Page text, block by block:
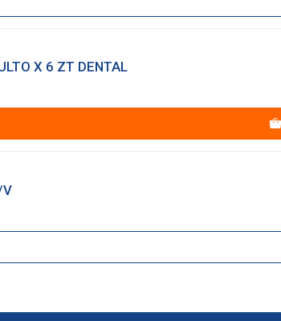
X 6 ZT DENTAL
V